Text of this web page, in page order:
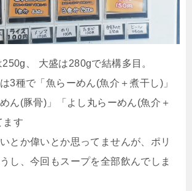
、 大盛は280gで結構多目。
3種で「魚らーめん(魚介＋煮干し)」
ん(豚骨)」「よし丸らーめん(魚介＋
ます
とか偉いとか思ってませんが、ポリ
し、今回もスープを全部飲んでしま